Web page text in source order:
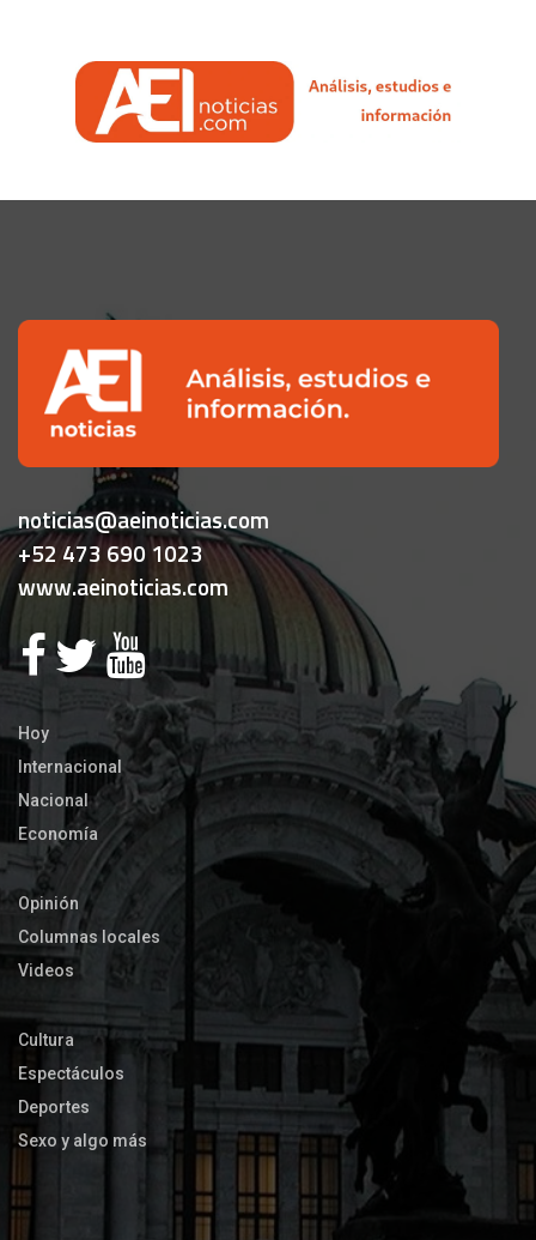
noticias@aeinoticias.com
+52 473 690 1023
www.aeinoticias.com
Hoy
Internacional
Nacional
Economía
Opinión
Columnas locales
Videos
Cultura
Espectáculos
Deportes
Sexo y algo más